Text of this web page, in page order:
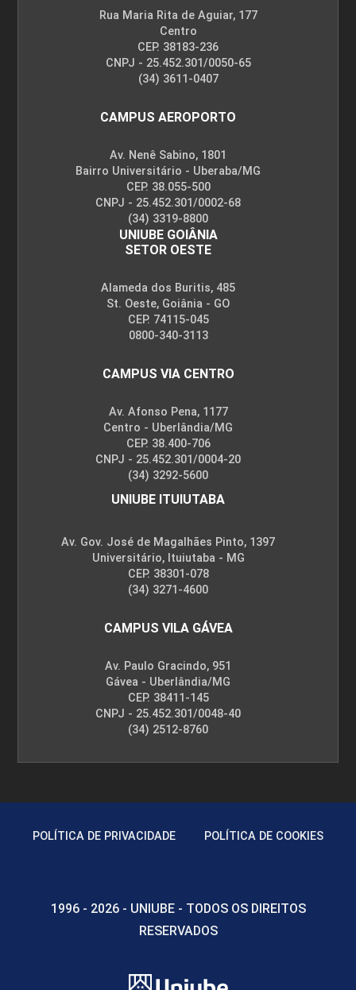
Rua Maria Rita de Aguiar, 177
Centro
CEP. 38183-236
CNPJ - 25.452.301/0050-65
(34) 3611-0407
CAMPUS AEROPORTO
Av. Nenê Sabino, 1801
Bairro Universitário - Uberaba/MG
CEP. 38.055-500
CNPJ - 25.452.301/0002-68
(34) 3319-8800
UNIUBE GOIÂNIA
SETOR OESTE
Alameda dos Buritis, 485
St. Oeste, Goiânia - GO
CEP. 74115-045
0800-340-3113
CAMPUS VIA CENTRO
Av. Afonso Pena, 1177
Centro - Uberlândia/MG
CEP. 38.400-706
CNPJ - 25.452.301/0004-20
(34) 3292-5600
UNIUBE ITUIUTABA
Av. Gov. José de Magalhães Pinto, 1397
Universitário, Ituiutaba - MG
CEP. 38301-078
(34) 3271-4600
CAMPUS VILA GÁVEA
Av. Paulo Gracindo, 951
Gávea - Uberlândia/MG
CEP. 38411-145
CNPJ - 25.452.301/0048-40
(34) 2512-8760
POLÍTICA DE PRIVACIDADE POLÍTICA DE COOKIES
1996 - 2026 - UNIUBE - TODOS OS DIREITOS
RESERVADOS